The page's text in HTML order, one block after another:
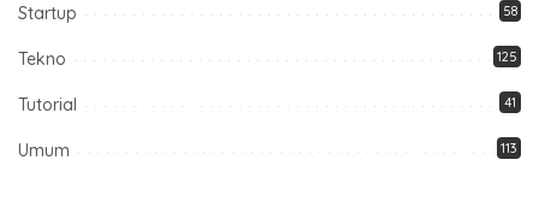
Startup 58
Tekno 125
Tutorial 41
Umum 113